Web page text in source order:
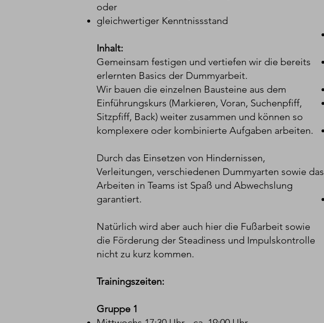
oder
gleichwertiger Kenntnissstand
Inhalt:
Gemeinsam festigen und vertiefen wir die bereits
erlernten Basics der Dummyarbeit.
Wir bauen die einzelnen Bausteine aus dem
Einführungskurs (Markieren, Voran, Suchenpfiff,
Sitzpfiff, Back) weiter zusammen und können so
komplexere oder kombinierte Aufgaben arbeiten.
Durch das Einsetzen von Hindernissen,
Verleitungen, verschiedenen Dummyarten sowie das
Arbeiten in Teams ist Spaß und Abwechslung
garantiert.
Natürlich wird aber auch hier die Fußarbeit sowie
die Förderung der Steadiness und Impulskontrolle
nicht zu kurz kommen.
Trainingszeiten:
Gruppe 1